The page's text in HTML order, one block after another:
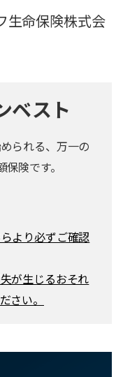
生命保険株式会
ベスト
られる、万一の
険です。
より必ずご確認
が生じるおそれ
さい。